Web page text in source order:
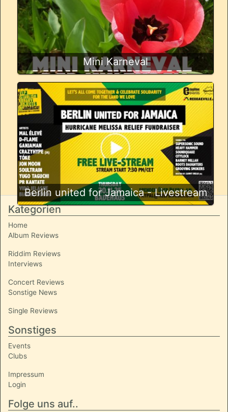
Mini Karneval
Berlin united for Jamaica - Livestream
Kategorien
Home
Album Reviews
Riddim Reviews
Interviews
Concert Reviews
Sonstige News
Single Reviews
Sonstiges
Events
Clubs
Impressum
Login
Folge uns auf..